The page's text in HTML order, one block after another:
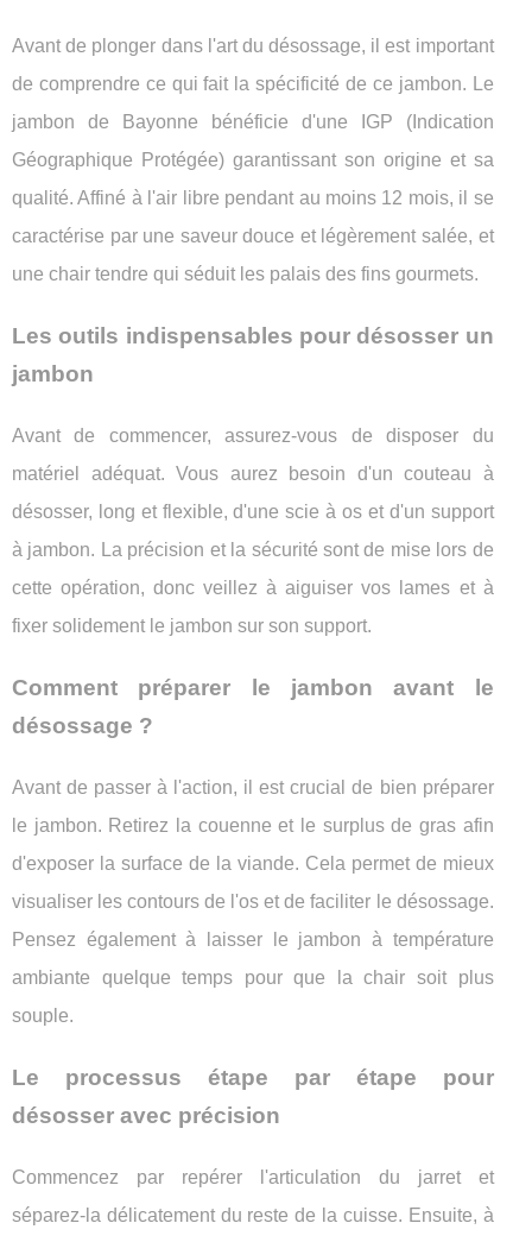
Avant de plonger dans l'art du désossage, il est important
de comprendre ce qui fait la spécificité de ce jambon. Le
jambon de Bayonne bénéficie d'une IGP (Indication
Géographique Protégée) garantissant son origine et sa
qualité. Affiné à l'air libre pendant au moins 12 mois, il se
caractérise par une saveur douce et légèrement salée, et
une chair tendre qui séduit les palais des fins gourmets.
Les outils indispensables pour désosser un
jambon
Avant de commencer, assurez-vous de disposer du
matériel adéquat. Vous aurez besoin d'un couteau à
désosser, long et flexible, d'une scie à os et d'un support
à jambon. La précision et la sécurité sont de mise lors de
cette opération, donc veillez à aiguiser vos lames et à
fixer solidement le jambon sur son support.
Comment préparer le jambon avant le
désossage ?
Avant de passer à l'action, il est crucial de bien préparer
le jambon. Retirez la couenne et le surplus de gras afin
d'exposer la surface de la viande. Cela permet de mieux
visualiser les contours de l'os et de faciliter le désossage.
Pensez également à laisser le jambon à température
ambiante quelque temps pour que la chair soit plus
souple.
Le processus étape par étape pour
désosser avec précision
Commencez par repérer l'articulation du jarret et
séparez-la délicatement du reste de la cuisse. Ensuite, à